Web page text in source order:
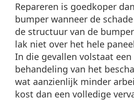
Repareren is goedkoper
bumper wanneer de
de structuur van de
lak niet over het hele
In die gevallen volstaat
behandeling van het
wat aanzienlijk minder
kost dan een volledige